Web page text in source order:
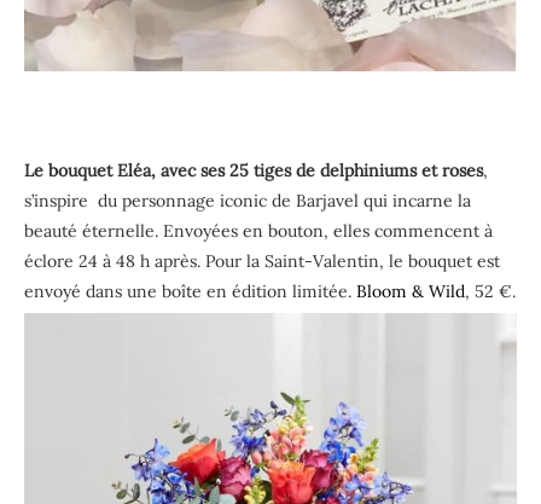
Le bouquet Eléa, avec ses 25 tiges de delphiniums et roses,
s’inspire du personnage iconic de Barjavel qui incarne la
beauté éternelle. Envoyées en bouton, elles commencent à
éclore 24 à 48 h après. Pour la Saint-Valentin, le bouquet est
envoyé dans une boîte en édition limitée. Bloom & Wild, 52 €.